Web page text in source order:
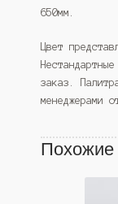
650мм.
Цвет
заказ.
менеджерами
Похожие